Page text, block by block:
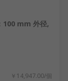
100 mm 外径,
￥14,947.00/個